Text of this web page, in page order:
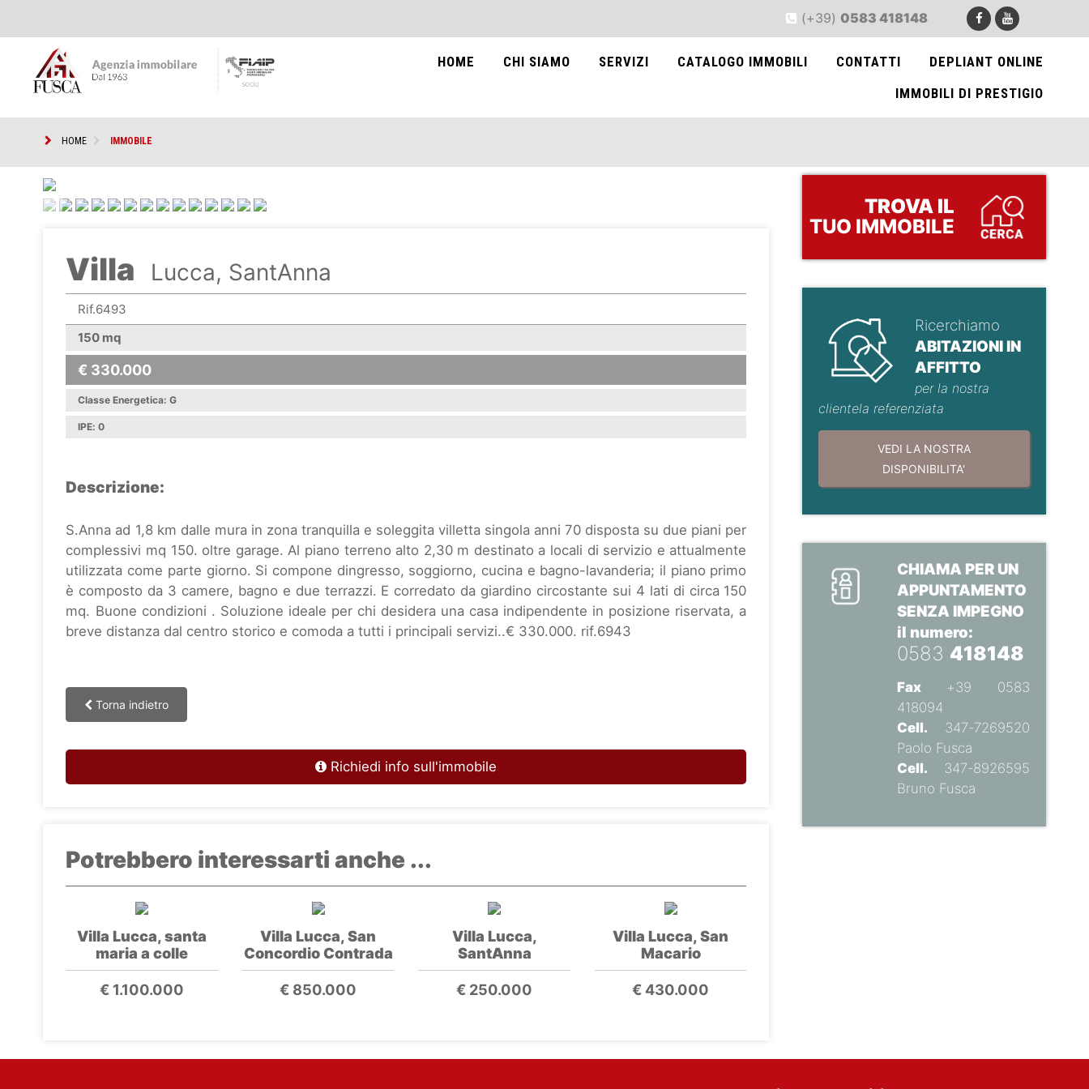
(+39)0583 418148
HOME CHI SIAMO SERVIZI CATALOGO IMMOBILI CONTATTI
DEPLIANT ONLINE
IMMOBILI DI PRESTIGIO
HOME IMMOBILE
Villa Lucca, SantAnna
Rif.6493
150 mq
€ 330.000
Classe Energetica: G
IPE: 0
Descrizione:
S.Anna ad 1,8 km dalle mura in zona tranquilla e soleggita villetta singola anni 70 disposta su due piani per
complessivi mq 150. oltre garage. Al piano terreno alto 2,30 m destinato a locali di servizio e attualmente
utilizzata come parte giorno. Si compone dingresso, soggiorno, cucina e bagno-lavanderia; il piano primo
è composto da 3 camere, bagno e due terrazzi. E corredato da giardino circostante sui 4 lati di circa 150
mq. Buone condizioni . Soluzione ideale per chi desidera una casa indipendente in posizione riservata, a
breve distanza dal centro storico e comoda a tutti i principali servizi..€ 330.000. rif.6943
Torna indietro
Richiedi info sull'immobile
Potrebbero interessarti anche ...
Villa Lucca, santa
maria a colle
€ 1.100.000
Villa Lucca, San
Concordio Contrada
€ 850.000
Villa Lucca,
SantAnna
€ 250.000
Villa Lucca, San
Macario
€ 430.000
TROVA IL
TUO IMMOBILE
Ricerchiamo
ABITAZIONI IN
AFFITTO
per la nostra
clientela referenziata
VEDI LA NOSTRA
DISPONIBILITA'
CHIAMA PER UN
APPUNTAMENTO
SENZA IMPEGNO
il numero:
0583 418148
Fax+39 0583
418094
Cell. 347-7269520
Paolo Fusca
Cell. 347-8926595
Bruno Fusca